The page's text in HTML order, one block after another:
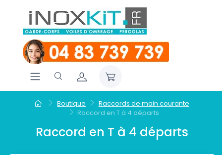
Boutique
Raccords de main courante
Raccord en T à 4 départs
Raccord en T à 4 départs